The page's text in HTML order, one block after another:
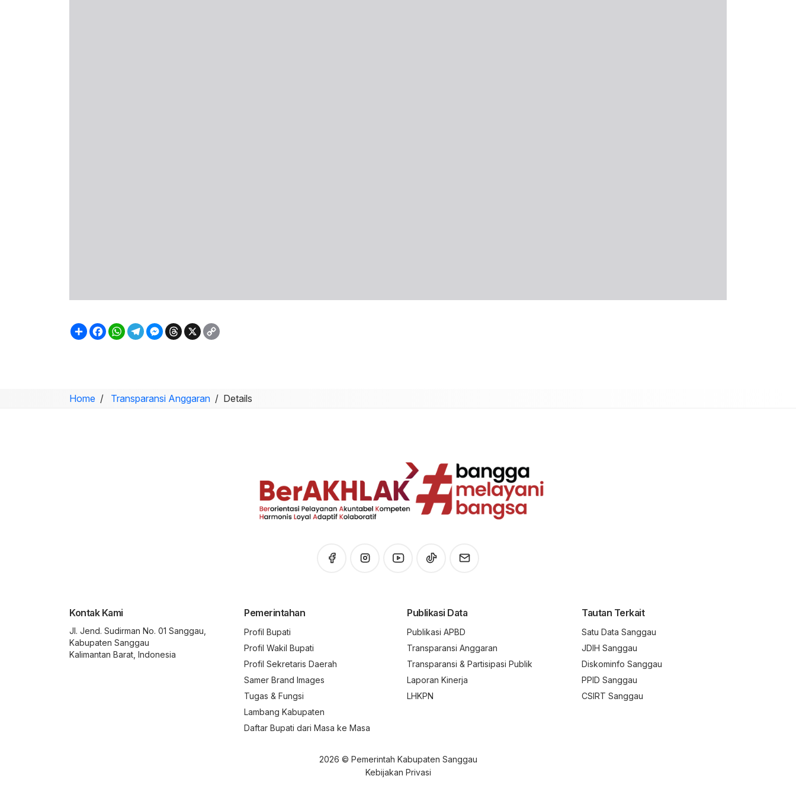
SambungFacebook
WhatsApp
TelegramMessenger
Threads
X
Home Transparansi Anggaran Details
Kontak Kami
Jl. Jend. Sudirman No. 01 Sanggau,
Kabupaten Sanggau
Kalimantan Barat, Indonesia
Pemerintahan
Profil Bupati
Profil Wakil Bupati
Profil Sekretaris Daerah
Samer Brand Images
Tugas & Fungsi
Lambang Kabupaten
Daftar Bupati dari Masa ke Masa
Publikasi Data
Publikasi APBD
Transparansi Anggaran
Transparansi & Partisipasi Publik
Laporan Kinerja
LHKPN
Tautan Terkait
Satu Data Sanggau
JDIH Sanggau
Diskominfo Sanggau
PPID Sanggau
CSIRT Sanggau
2026 © Pemerintah Kabupaten Sanggau
Kebijakan Privasi